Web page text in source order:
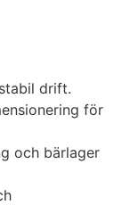
drift.
för
och bärlager